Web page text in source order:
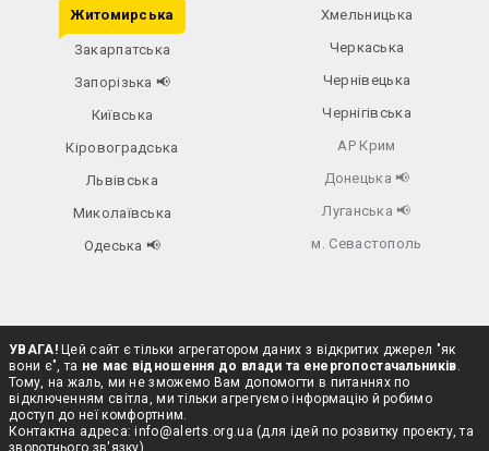
Житомирська
Закарпатська
Запорізька 📢
Київська
Кіровоградська
Львівська
Миколаївська
Одеська📢
Хмельницька
Черкаська
Чернівецька
Чернігівська
АР Крим
Донецька 📢
Луганська 📢
м. Севастополь
УВАГА!Цей сайт є тільки агрегатором даних з відкритих джерел "як
вони є", та не має відношення до влади та енергопостачальників.
Тому, на жаль, ми не зможемо Вам допомогти в питаннях по
відключенням світла, ми тільки агрегуємо інформацію й робимо
доступ до неї комфортним.
Контактна адреса:info@alerts.org.ua (для ідей по розвитку проекту, та